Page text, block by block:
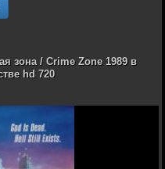
зона / Crime Zone 1989 в
hd 720